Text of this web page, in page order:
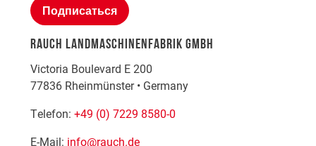
Подписаться
RAUCH LANDMASCHINENFABRIK GMBH
Victoria Boulevard E 200
77836 Rheinmünster• Germany
Telefon:+49 (0) 7229 8580-0
E-Mail: info@rauch.de